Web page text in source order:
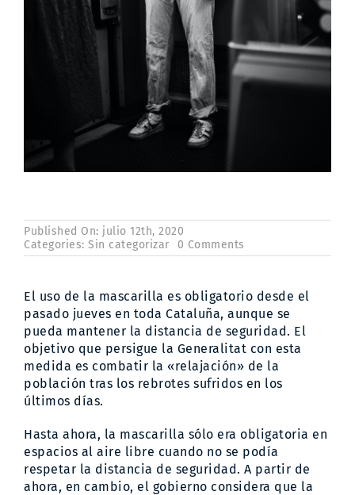
Published On: julio 12th, 2020
Categories: Sin categorizar 0 Comments
El
la
mascarilla
es
obligatorio
en
Cataluña
El uso de la mascarilla es obligatorio desde el
pasado jueves en toda Cataluña, aunque se
pueda mantener la distancia de seguridad. El
objetivo que persigue la Generalitat con esta
medida es combatir la «relajación» de la
población tras los rebrotes sufridos en los
últimos días.
Hasta ahora, la mascarilla sólo era obligatoria en
espacios al aire libre cuando no se podía
respetar la distancia de seguridad. A partir de
ahora, en cambio, el gobierno considera que la